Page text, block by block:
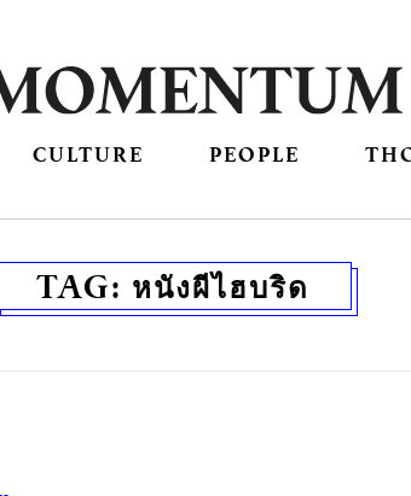
CULTURE PEOPLE
TAG: หนังผีไฮบริด